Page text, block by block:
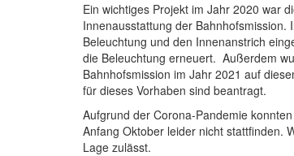
Ein wichtiges Projekt im Jahr 2020 war
Innenausstattung der
Beleuchtung und den Innenanstrich
die Beleuchtung erneuert. Außerdem
Bahnhofsmission im Jahr 2021 auf
für dieses Vorhaben sind beantragt.
Aufgrund der Corona-Pandemie
Anfang Oktober leider nicht stattfinden.
Lage zulässt.